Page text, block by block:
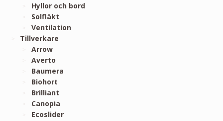
Hyllor och bord
Solfläkt
Ventilation
Tillverkare
Arrow
Averto
Baumera
Biohort
Brilliant
Canopia
Ecoslider